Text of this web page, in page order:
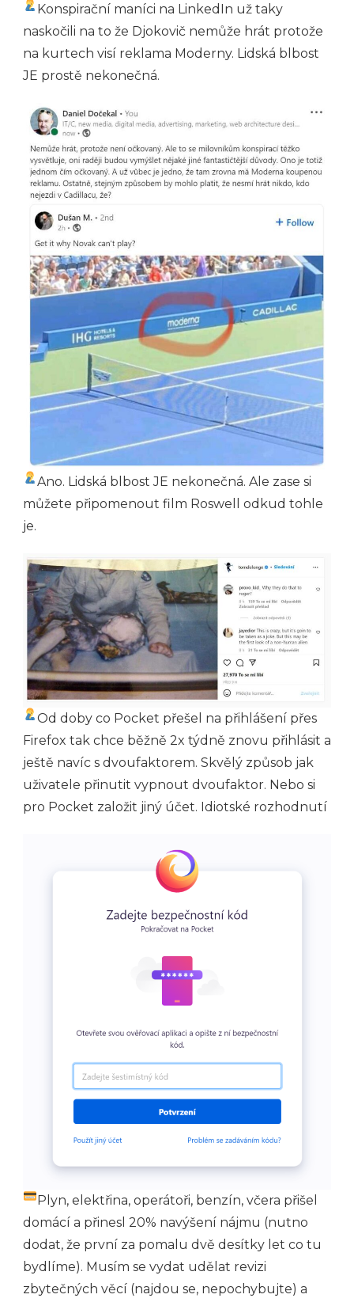
Konspirační maníci na LinkedIn už taky
naskočili na to že Djokovič nemůže hrát protože
na kurtech visí reklama Moderny. Lidská blbost
JE prostě nekonečná.
Ano. Lidská blbost JE nekonečná. Ale zase si
můžete připomenout film Roswell odkud tohle
je.
Od doby co Pocket přešel na přihlášení přes
Firefox tak chce běžně 2x týdně znovu přihlásit a
ještě navíc s dvoufaktorem. Skvělý způsob jak
uživatele přinutit vypnout dvoufaktor. Nebo si
pro Pocket založit jiný účet. Idiotské rozhodnutí
Plyn, elektřina, operátoři, benzín, včera přišel
domácí a přinesl 20% navýšení nájmu (nutno
dodat, že první za pomalu dvě desítky let co tu
bydlíme). Musím se vydat udělat revizi
zbytečných věcí (najdou se, nepochybujte) a